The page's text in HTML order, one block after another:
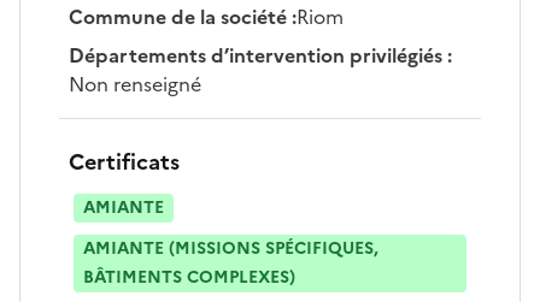
Commune de la société:Riom
Départements d’intervention privilégiés:
Non renseigné
Certificats
AMIANTE
AMIANTE (MISSIONS SPÉCIFIQUES,
BÂTIMENTS COMPLEXES)